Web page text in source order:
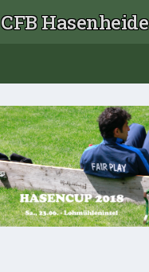
CFB Hasenheide